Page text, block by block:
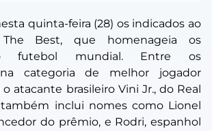
quinta-feira (28) os indicados ao
Best, que homenageia os
futebol mundial. Entre os
categoria de melhor jogador
atacante brasileiro Vini Jr., do Real
inclui nomes como Lionel
do prêmio, e Rodri, espanhol